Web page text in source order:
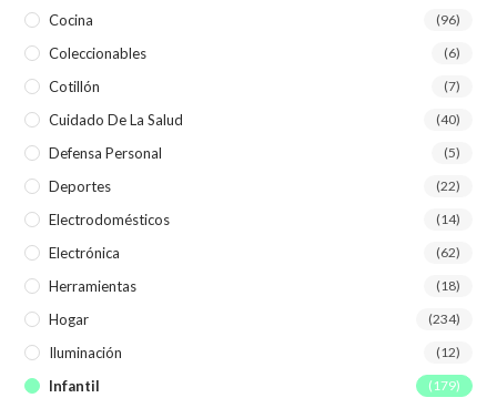
Cocina (96)
Coleccionables (6)
Cotillón (7)
Cuidado De La Salud (40)
Defensa Personal (5)
Deportes (22)
Electrodomésticos (14)
Electrónica (62)
Herramientas (18)
Hogar (234)
Iluminación (12)
Infantil (179)